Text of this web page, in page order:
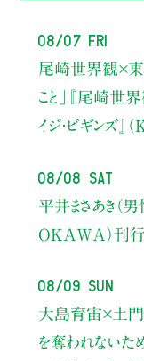
08/07 Fri
尾崎世界観×
こと」
『尾崎世界
イジ・ビギンズ
08/08 Sat
平井まさあき（男
OKAWA）刊
08/09 Sun
大島育宙×土
を奪われないため